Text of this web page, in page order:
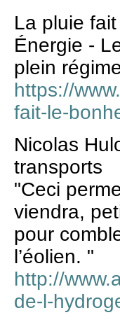
La pluie
Énergie -
plein
https://
fait-le-
Nicolas
transports
"Ceci
viendra,
pour
l’éolien. "
http://
de-l-